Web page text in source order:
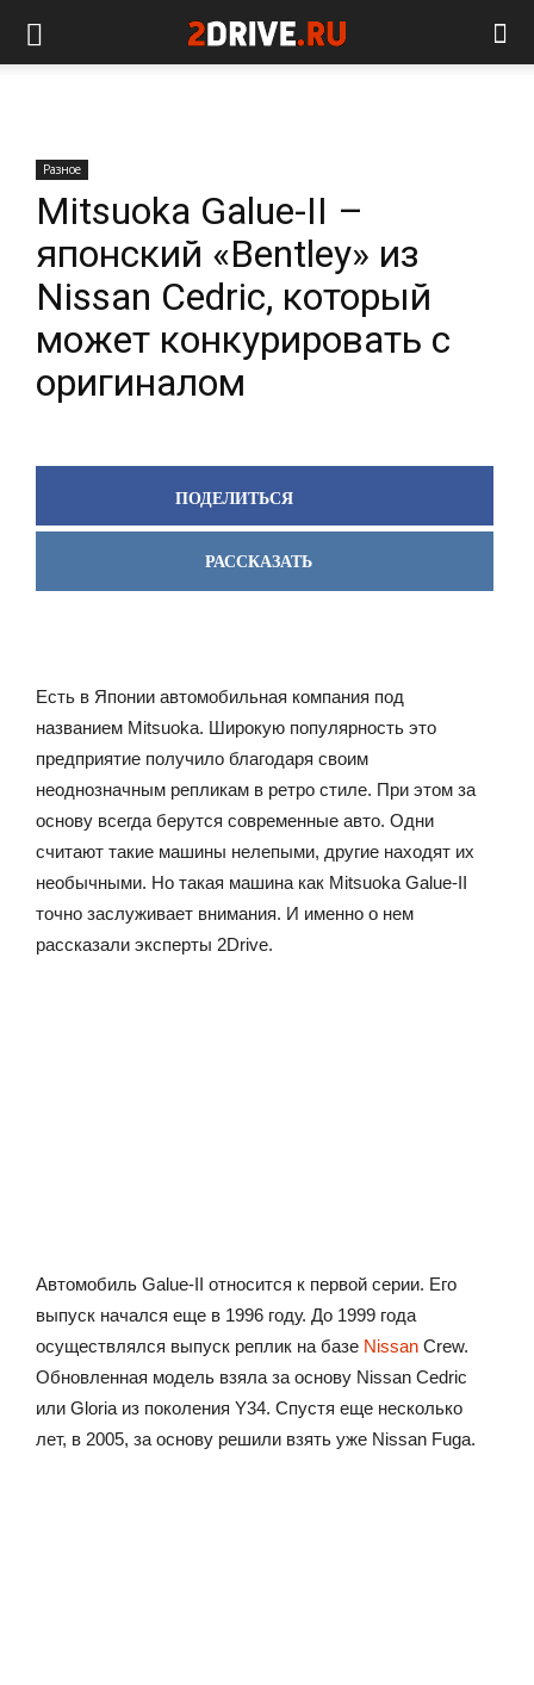
Разное
Mitsuoka Galue-II –
японский «Bentley» из
Nissan Cedric, который
может конкурировать с
оригиналом
ПОДЕЛИТЬСЯ
РАССКАЗАТЬ
Есть в Японии автомобильная компания под
названием Mitsuoka. Широкую популярность это
предприятие получило благодаря своим
неоднозначным репликам в ретро стиле. При этом за
основу всегда берутся современные авто. Одни
считают такие машины нелепыми, другие находят их
необычными. Но такая машина как Mitsuoka Galue-II
точно заслуживает внимания. И именно о нем
рассказали эксперты 2Drive.
Автомобиль Galue-II относится к первой серии. Его
выпуск начался еще в 1996 году. До 1999 года
осуществлялся выпуск реплик на базе Nissan Crew.
Обновленная модель взяла за основу Nissan Cedric
или Gloria из поколения Y34. Спустя еще несколько
лет, в 2005, за основу решили взять уже Nissan Fuga.